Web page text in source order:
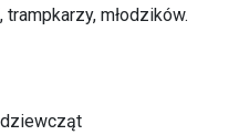
młodzików.
dziewcząt